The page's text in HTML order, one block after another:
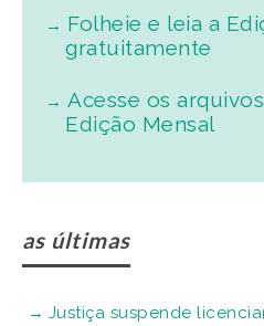
Folheie e leia a
gratuitamente
Acesse os
Edição Mensal
as últimas
Justiça suspende